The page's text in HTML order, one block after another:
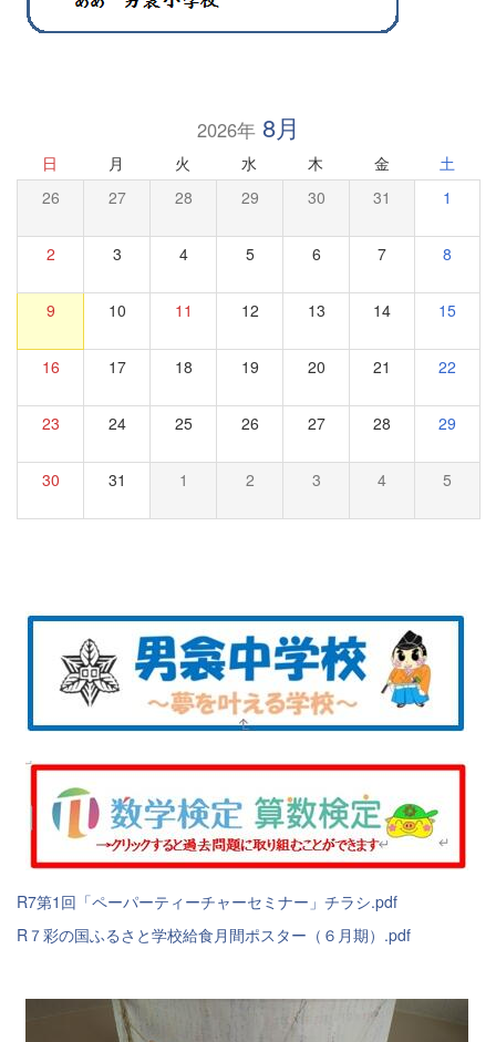
2026年8月
日 月 火 水 木 金 土
26 27 28 29 30 31 1
2 3 4 5 6 7 8
9 10 11 12 13 14 15
16 17 18 19 20 21 22
23 24 25 26 27 28 29
30 31 1 2 3 4 5
R7第1回「ペーパーティーチャーセミナー」チラシ.pdf
R７彩の国ふるさと学校給食月間ポスター（６月期）.pdf